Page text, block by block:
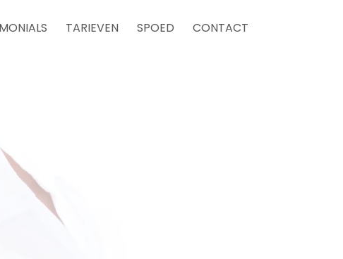
TARIEVEN SPOED CONTACT